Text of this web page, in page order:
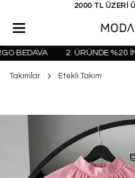
2. ÜRÜNDE %20
Takımlar Etekli Takım